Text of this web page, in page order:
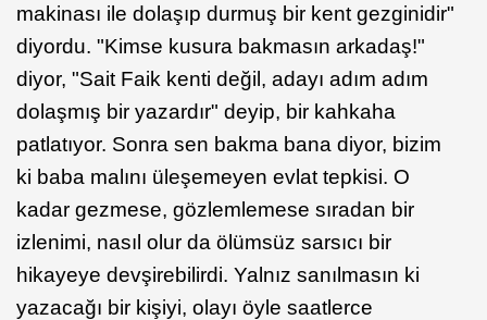
makinası ile dolaşıp durmuş bir kent gezginidir"
diyordu. "Kimse kusura bakmasın arkadaş!"
diyor, "Sait Faik kenti değil, adayı adım adım
dolaşmış bir yazardır" deyip, bir kahkaha
patlatıyor. Sonra sen bakma bana diyor, bizim
ki baba malını üleşemeyen evlat tepkisi. O
kadar gezmese, gözlemlemese sıradan bir
izlenimi, nasıl olur da ölümsüz sarsıcı bir
hikayeye devşirebilirdi. Yalnız sanılmasın ki
yazacağı bir kişiyi, olayı öyle saatlerce